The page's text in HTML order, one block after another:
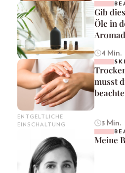
Gib
Öle in
4 Min.
ENTGELTLICHE
EINSCHALTUNG
musst
3 Min.
Meine